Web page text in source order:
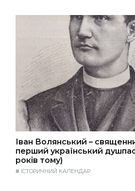
Іван Волянський –
перший український
років тому)
# ІСТОРИЧНИЙ КАЛЕНДАР